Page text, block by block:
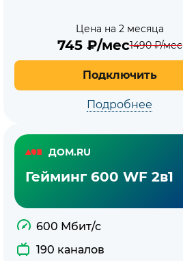
Цена на 2 месяца
745₽/мес1490₽/мес
Подключить
Подробнее
ДОМ.RU
Гейминг 600 WF 2в1
600 Мбит/с
190 каналов